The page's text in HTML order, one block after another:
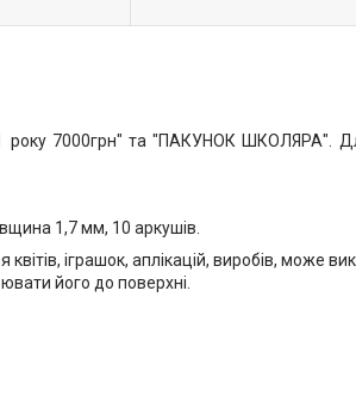
7000грн" та "ПАКУНОК ШКОЛЯРА".
1,7 мм, 10 аркушів.
іграшок, аплікацій, виробів, може
його до поверхні.